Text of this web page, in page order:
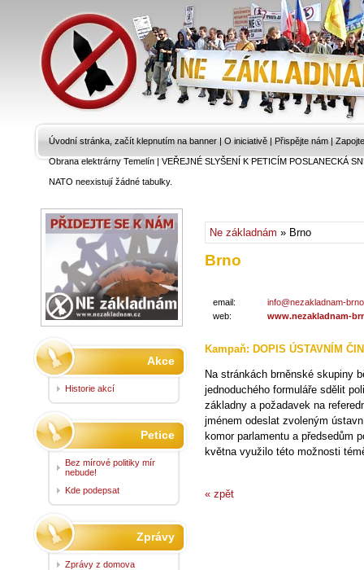
Úvodní stránka, začít klepnutím na banner | O iniciativě | Přispějte nám |
Obrana elektrárny Temelín|VEŘEJNÉ SLYŠENÍ K PETICÍM POSLANECKÁ
NATO neexistují žádné tabulky.
Ne základnám » Brno
Brno
email:
web:
info@nezakladnam-
www.nezakladnam-
Kampaň: DOPIS ÚSTAVNÍM
Na stránkách brněnské skupiny
jednoduchého formuláře sdělit
základny a požadavek na
jménem odeslat zvoleným
komor parlamentu a předsedům
května využilo této možnosti
« zpět
Akce
Historie akcí
Petice
Bez mírové politiky mír
nebude!
Kde podepsat
Zprávy
Zprávy z domova